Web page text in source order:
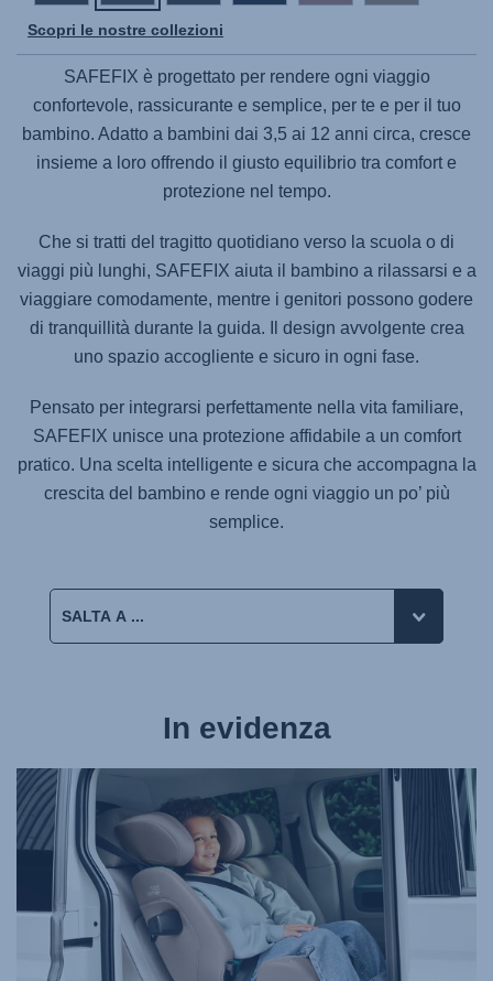
Scopri le nostre collezioni
SAFEFIX è progettato per rendere ogni viaggio
confortevole, rassicurante e semplice, per te e per il tuo
bambino. Adatto a bambini dai 3,5 ai 12 anni circa, cresce
insieme a loro offrendo il giusto equilibrio tra comfort e
protezione nel tempo.
Che si tratti del tragitto quotidiano verso la scuola o di
viaggi più lunghi, SAFEFIX aiuta il bambino a rilassarsi e a
viaggiare comodamente, mentre i genitori possono godere
di tranquillità durante la guida. Il design avvolgente crea
uno spazio accogliente e sicuro in ogni fase.
Pensato per integrarsi perfettamente nella vita familiare,
SAFEFIX unisce una protezione affidabile a un comfort
pratico. Una scelta intelligente e sicura che accompagna la
crescita del bambino e rende ogni viaggio un po’ più
semplice.
In evidenza